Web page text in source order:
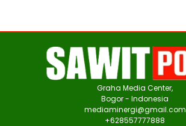
Graha Media Center,
Bogor - Indonesia
mediaminergi@gmail.com
+628557777888